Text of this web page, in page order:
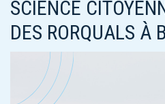
SCIENCE
DES RORQUALS À